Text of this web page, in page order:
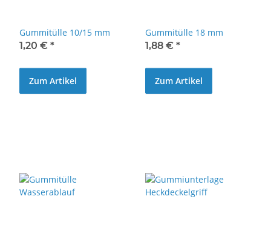
Gummitülle 10/15 mm
1,20 € *
Zum Artikel
Gummitülle 18 mm
1,88 € *
Zum Artikel